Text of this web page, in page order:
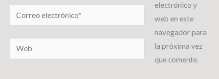
Correo
electrónico*
Web
electrónico y
web en este
navegador para
la próxima vez
que comente.